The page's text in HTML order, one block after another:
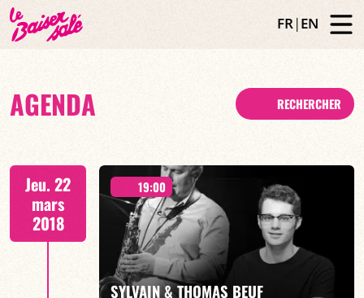
FR|EN
AGENDA RECHERCHER
Jeu. 22
mars
2018
19:00
SYLVAIN & THOMAS BEUF